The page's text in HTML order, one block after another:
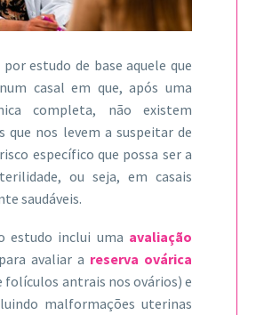
estudo de base aquele que
casal em que, após uma
completa, não existem
que nos levem a suspeitar de
específico que possa ser a
ou seja, em casais
saudáveis.
estudo inclui uma avaliação
para avaliar a reserva ovárica
folículos antrais nos ovários) e
malformações uterinas